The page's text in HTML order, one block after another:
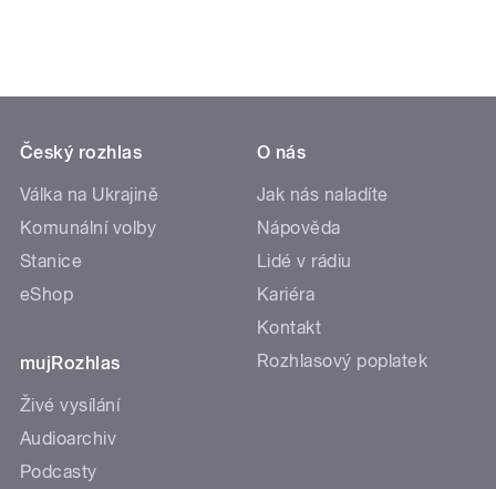
Český rozhlas
Válka na Ukrajině
Komunální volby
Stanice
eShop
mujRozhlas
Živé vysílání
Audioarchiv
Podcasty
O nás
Jak nás naladíte
Nápověda
Lidé v rádiu
Kariéra
Kontakt
Rozhlasový poplatek